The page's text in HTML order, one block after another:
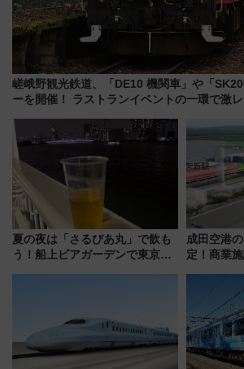
嵯峨野観光鉄道、「DE10 機関車」や「
ーを開催！ ラストランイベントの一環で激
夏の夜は「さるびあ丸」で飲も
う！船上ビアガーデンで東京湾
成田空港
定！商業
で新型特
ぶ！ JR空